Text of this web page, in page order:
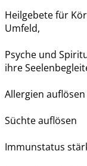
Heilgebete für
Umfeld,
Psyche und
ihre
Allergien auflösen
Süchte auflösen
Immunstatus